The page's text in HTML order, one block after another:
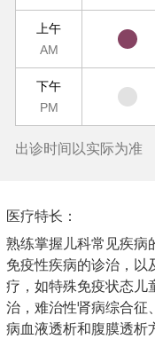
上午
AM
下午
PM
出诊时间以实际为准
医疗特长：
熟练掌握儿科常见疾病
免疫性疾病的诊治，以
疗，如特殊免疫状态儿
治，难治性肾病综合征
病血液透析和腹膜透析